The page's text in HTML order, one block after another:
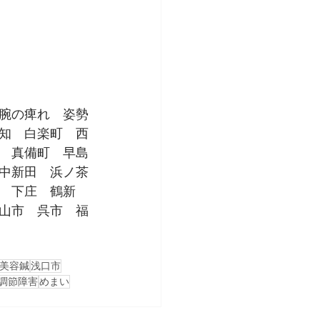
の痺れ　姿勢
　白楽町　西
真備町　早島
新田　浜ノ茶
下庄　鶴新
市　呉市　福
美容鍼浅口市
節障害めまい